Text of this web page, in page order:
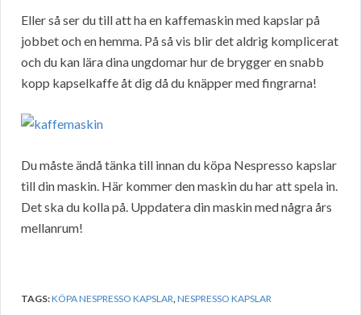
Eller så ser du till att ha en kaffemaskin med kapslar på
jobbet och en hemma. På så vis blir det aldrig komplicerat
och du kan lära dina ungdomar hur de brygger en snabb
kopp kapselkaffe åt dig då du knäpper med fingrarna!
Du måste ändå tänka till innan du köpa Nespresso kapslar
till din maskin. Här kommer den maskin du har att spela in.
Det ska du kolla på. Uppdatera din maskin med några års
mellanrum!
TAGS:KÖPA NESPRESSO KAPSLAR,NESPRESSO KAPSLAR